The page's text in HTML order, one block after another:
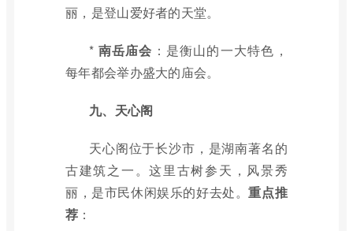
丽，是登山爱好者的天堂。
* 南岳庙会 ：是衡山的一大特色，
每年都会举办盛大的庙会。
九、天心阁
天心阁位于长沙市，是湖南著名的
古建筑之一。这里古树参天，风景秀
丽，是市民休闲娱乐的好去处。重点推
荐 ：